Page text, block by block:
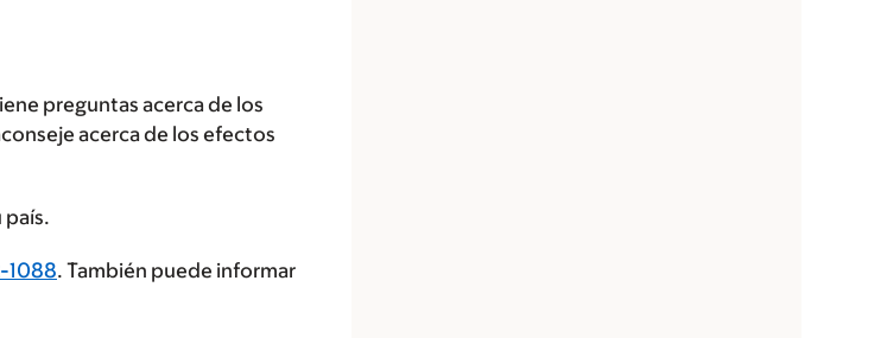
preguntas acerca de los
acerca de los efectos
país.
1088. También puede informar